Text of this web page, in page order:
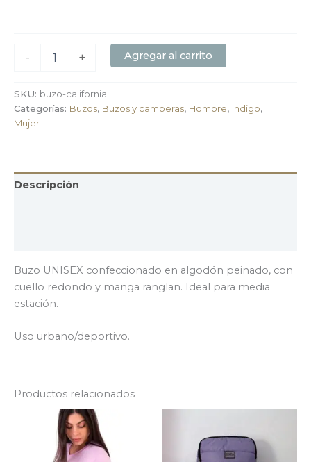
- + Agregar al carrito
SKU: buzo-california
Categorías: Buzos, Buzos y camperas, Hombre, Indigo,
Mujer
Descripción
Buzo UNISEX confeccionado en algodón peinado, con
cuello redondo y manga ranglan. Ideal para media
estación.
Uso urbano/deportivo.
Productos relacionados